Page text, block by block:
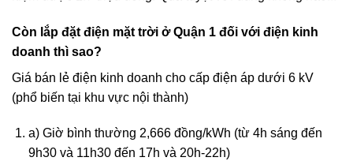
Còn lắp đặt điện mặt trời ở Quận 1 đối với điện kinh
doanh thì sao?
Giá bán lẻ điện kinh doanh cho cấp điện áp dưới 6 kV
(phổ biến tại khu vực nội thành)
a) Giờ bình thường 2,666 đồng/kWh (từ 4h sáng đến
9h30 và 11h30 đến 17h và 20h-22h)